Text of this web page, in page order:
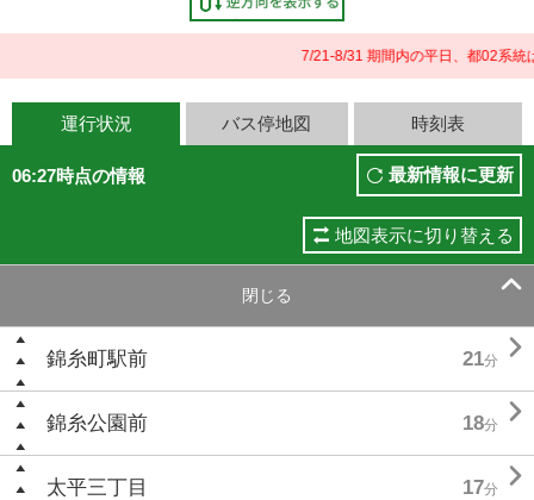
7/21-8/31 期間内の平日、都02系統
運行状況 バス停地図 時刻表
06:27時点の情報 最新情報に更新
地図表示に切り替える
閉じる 
錦糸町駅前 21分 
錦糸公園前 18分 
太平三丁目 17分 